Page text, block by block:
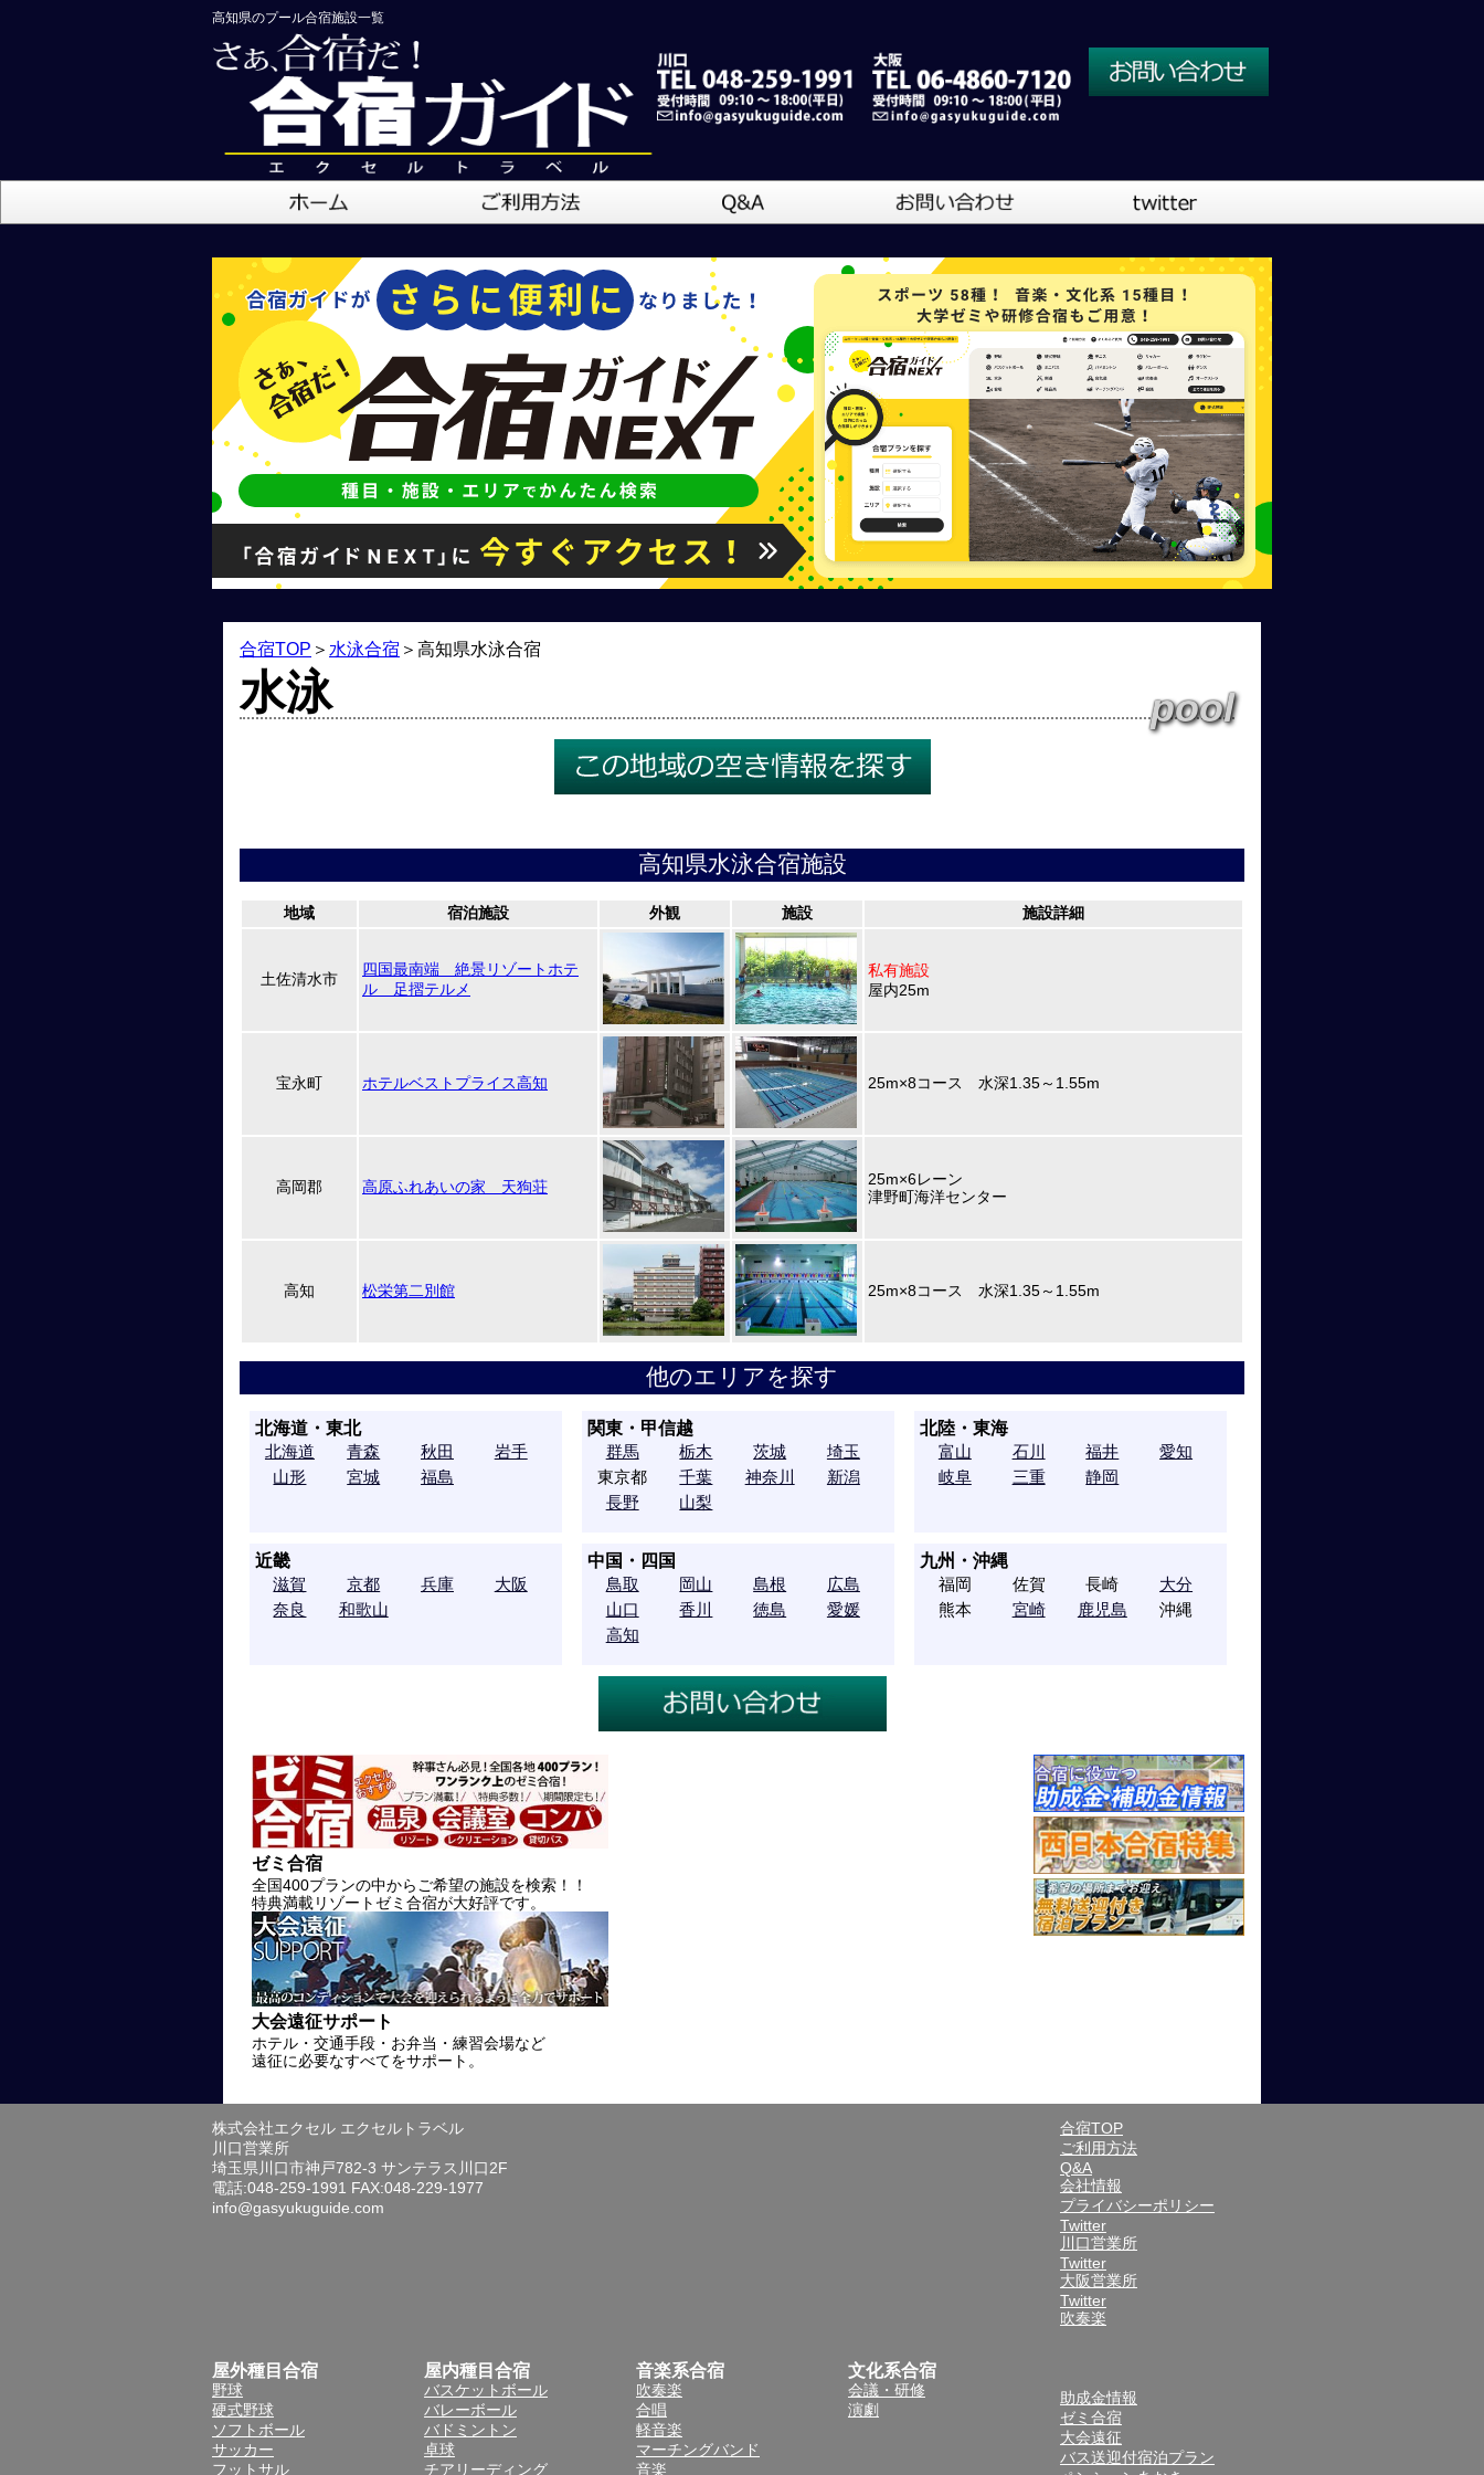
高知県のプール合宿施設一覧
大阪営業所
吹奏楽
合宿TOP ＞ 水泳合宿 ＞ 高知県水泳合宿
水泳 pool
高知県水泳合宿施設
地域 宿泊施設 外観 施設 施設詳細
土佐清水市
四国最南端 絶景リゾートホテ
ル 足摺テルメ
私有施設
屋内25m
宝永町 ホテルベストプライス高知 25m×8コース 水深1.35～1.55m
高岡郡 高原ふれあいの家 天狗荘
25m×6レーン
津野町海洋センター
高知 松栄第二別館 25m×8コース 水深1.35～1.55m
他のエリアを探す
北海道・東北
北海道 青森 秋田
岩手
山形
宮城 福島
関東・甲信越
群馬 栃木 茨城
埼玉
東京都
千葉 神奈川
新潟
長野
山梨
北陸・東海
富山 石川 福井
愛知
岐阜
三重 静岡
近畿
滋賀 京都 兵庫
大阪
奈良
和歌山
中国・四国
鳥取 岡山 島根
広島
山口
香川 徳島
愛媛
高知
九州・沖縄
福岡 佐賀 長崎
大分
熊本
宮崎 鹿児島 沖縄
ゼミ合宿
全国400プランの中からご希望の施設を検索！！
特典満載リゾートゼミ合宿が大好評です。
大会遠征サポート
ホテル・交通手段・お弁当・練習会場など
遠征に必要なすべてをサポート。
株式会社エクセル エクセルトラベル
川口営業所
埼玉県川口市神戸782-3 サンテラス川口2F
電話:048-259-1991 FAX:048-229-1977
info@gasyukuguide.com
合宿TOP
ご利用方法
Q&A
会社情報
プライバシーポリシー
Twitter
川口営業所
Twitter
大阪営業所
Twitter
吹奏楽
屋外種目合宿
野球
硬式野球
ソフトボール
サッカー
フットサル
屋内種目合宿
バスケットボール
バレーボール
バドミントン
卓球
チアリーディング
音楽系合宿
吹奏楽
合唱
軽音楽
マーチングバンド
音楽
文化系合宿
会議・研修
演劇
助成金情報
ゼミ合宿
大会遠征
バス送迎付宿泊プラン